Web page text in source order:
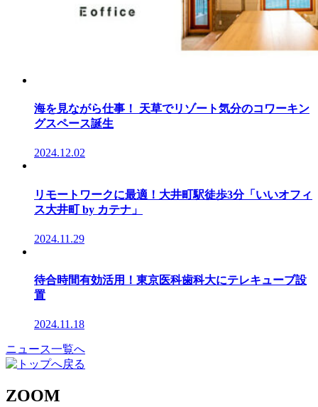
海を見ながら仕事！ 天草でリゾート気分のコワーキン
グスペース誕生
2024.12.02
リモートワークに最適！大井町駅徒歩3分「いいオフィ
ス大井町 by カテナ」
2024.11.29
待合時間有効活用！東京医科歯科大にテレキューブ設
置
2024.11.18
ニュース一覧へ
ZOOM